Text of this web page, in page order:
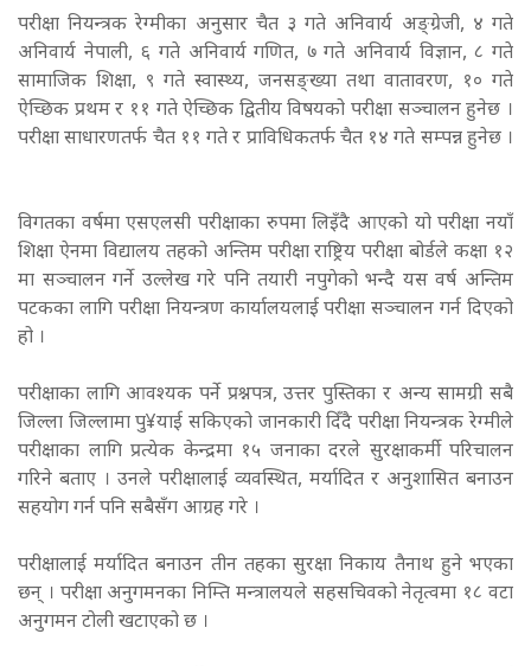
परीक्षा नियन्त्रक रेग्मीका अनुसार चैत ३ गते अनिवार्य अङ्ग्रेजी, ४ गते
अनिवार्य नेपाली, ६ गते अनिवार्य गणित, ७ गते अनिवार्य विज्ञान, ८ गते
सामाजिक शिक्षा, ९ गते स्वास्थ्य, जनसङ्ख्या तथा वातावरण, १० गते
ऐच्छिक प्रथम र ११ गते ऐच्छिक द्वितीय विषयको परीक्षा सञ्चालन हुनेछ ।
परीक्षा साधारणतर्फ चैत ११ गते र प्राविधिकतर्फ चैत १४ गते सम्पन्न हुनेछ ।
विगतका वर्षमा एसएलसी परीक्षाका रुपमा लिइँदै आएको यो परीक्षा नयाँ
शिक्षा ऐनमा विद्यालय तहको अन्तिम परीक्षा राष्ट्रिय परीक्षा बोर्डले कक्षा १२
मा सञ्चालन गर्ने उल्लेख गरे पनि तयारी नपुगेको भन्दै यस वर्ष अन्तिम
पटकका लागि परीक्षा नियन्त्रण कार्यालयलाई परीक्षा सञ्चालन गर्न दिएको
हो ।
परीक्षाका लागि आवश्यक पर्ने प्रश्नपत्र, उत्तर पुस्तिका र अन्य सामग्री सबै
जिल्ला जिल्लामा पु¥याई सकिएको जानकारी दिँदै परीक्षा नियन्त्रक रेग्मीले
परीक्षाका लागि प्रत्येक केन्द्रमा १५ जनाका दरले सुरक्षाकर्मी परिचालन
गरिने बताए । उनले परीक्षालाई व्यवस्थित, मर्यादित र अनुशासित बनाउन
सहयोग गर्न पनि सबैसँग आग्रह गरे ।
परीक्षालाई मर्यादित बनाउन तीन तहका सुरक्षा निकाय तैनाथ हुने भएका
छन् । परीक्षा अनुगमनका निम्ति मन्त्रालयले सहसचिवको नेतृत्वमा १८ वटा
अनुगमन टोली खटाएको छ ।